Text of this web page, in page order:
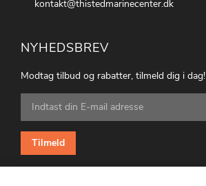
kontakt@thistedmarinecenter.dk
NYHEDSBREV
Modtag tilbud og rabatter, tilmeld dig i dag!
Tilmeld
dig
vores
nyhedsbrev:
Tilmeld